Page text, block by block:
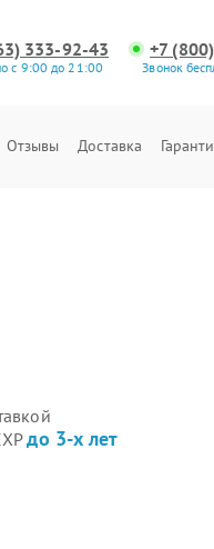
333-92-43
с 9:00 до 21:00
+7
Звонок
Отзывы Доставка
до 3-х лет